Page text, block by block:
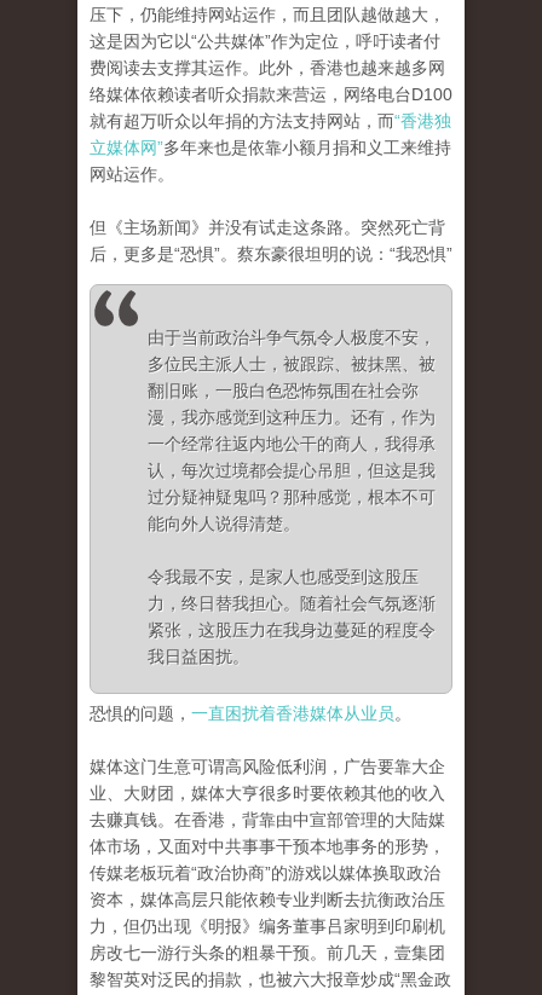
压下，仍能维持网站运作，而且团队越做越大，
这是因为它以“公共媒体”作为定位，呼吁读者付
费阅读去支撑其运作。此外，香港也越来越多网
络媒体依赖读者听众捐款来营运，网络电台D100
就有超万听众以年捐的方法支持网站，而“香港独
立媒体网”多年来也是依靠小额月捐和义工来维持
网站运作。
但《主场新闻》并没有试走这条路。突然死亡背
后，更多是“恐惧”。蔡东豪很坦明的说：“我恐惧”
由于当前政治斗争气氛令人极度不安，
多位民主派人士，被跟踪、被抹黑、被
翻旧账，一股白色恐怖氛围在社会弥
漫，我亦感觉到这种压力。还有，作为
一个经常往返内地公干的商人，我得承
认，每次过境都会提心吊胆，但这是我
过分疑神疑鬼吗？那种感觉，根本不可
能向外人说得清楚。
令我最不安，是家人也感受到这股压
力，终日替我担心。随着社会气氛逐渐
紧张，这股压力在我身边蔓延的程度令
我日益困扰。
恐惧的问题， 一直困扰着香港媒体从业员。
媒体这门生意可谓高风险低利润，广告要靠大企
业、大财团，媒体大亨很多时要依赖其他的收入
去赚真钱。在香港，背靠由中宣部管理的大陆媒
体市场，又面对中共事事干预本地事务的形势，
传媒老板玩着“政治协商”的游戏以媒体换取政治
资本，媒体高层只能依赖专业判断去抗衡政治压
力，但仍出现《明报》编务董事吕家明到印刷机
房改七一游行头条的粗暴干预。前几天，壹集团
黎智英对泛民的捐款，也被六大报章炒成“黑金政